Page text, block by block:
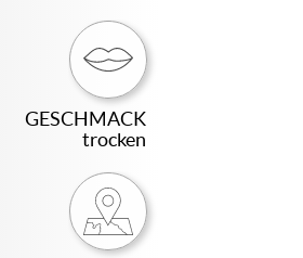
GESCHMACK
trocken